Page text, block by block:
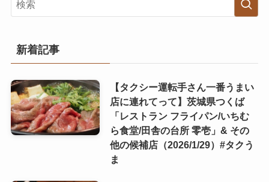
新着記事
【タクシー運転手さん一番うまい
店に連れてって】茨城県つくば
「レストラン フライパン/いちむ
ら食堂/田舎の台所 零壱」& その
他の候補店（2026/1/29）#タクう
ま